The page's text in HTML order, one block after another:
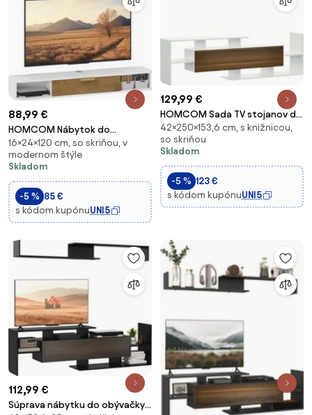
88,99 €
HOMCOM Nábytok do
obývacej izby - Stôl pod
televízor s poličkou na stenu
120x24x16 cm Biela | Aosom
16×24×120 cm, so skriňou, v
modernom štýle
Skladom
-5 % 85 €
s kódom kupónuUNI5
129,99 €
HOMCOM Sada TV stojanov do
obývačky pre TV na stene do
165 cm alebo TV stojan do 102
cm s TV stolom 153,6x25x42 cm
a policou na stene
150x14,5x16,3 cm
42×250×153,6 cm, s knižnicou,
so skriňou
Skladom
-5 % 123 €
s kódom kupónuUNI5
112,99 €
Súprava nábytku do obývačky